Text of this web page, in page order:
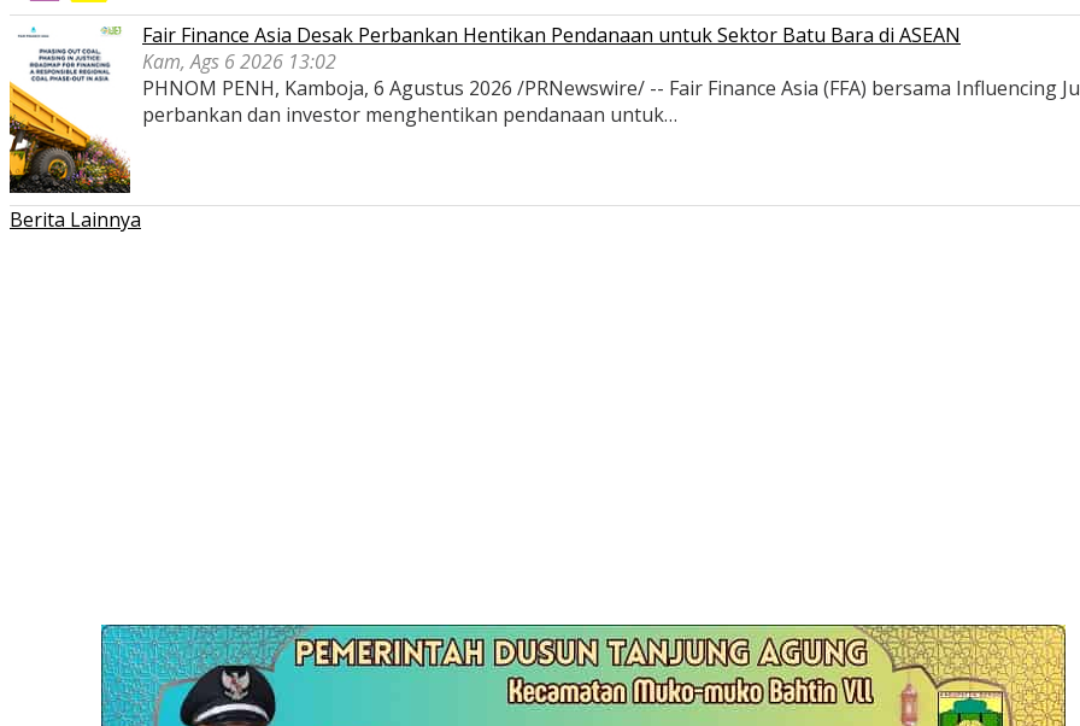
Fair Finance Asia Desak Perbankan Hentikan Pendanaan untuk Sektor Batu Bara di ASEAN
Kam, Ags 6 2026 13:02
PHNOM PENH, Kamboja, 6 Agustus 2026 /PRNewswire/ -- Fair Finance Asia (FFA) bersama Influencing
perbankan dan investor menghentikan pendanaan untuk…
Berita Lainnya